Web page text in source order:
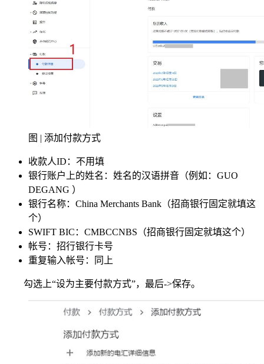
图 | 添加付款方式
收款人ID：不用填
银行账户上的姓名：姓名的汉语拼音（例如：GUO
DEGANG ）
银行名称：China Merchants Bank（招商银行固定就填这
个）
SWIFT BIC：CMBCCNBS（招商银行固定就填这个）
帐号：招行银行卡号
重复输入帐号：同上
勾选上“设为主要付款方式”，最后->保存。